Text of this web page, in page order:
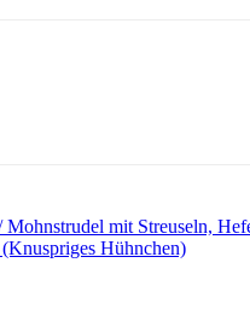
Mohnstrudel mit Streuseln,
Hühnchen)